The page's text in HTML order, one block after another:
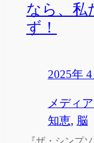
なら、私
ず！
2025年
メディ
知恵, 脳
『ザ・シンプ